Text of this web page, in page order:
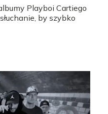
Playboi Cartiego
by szybko